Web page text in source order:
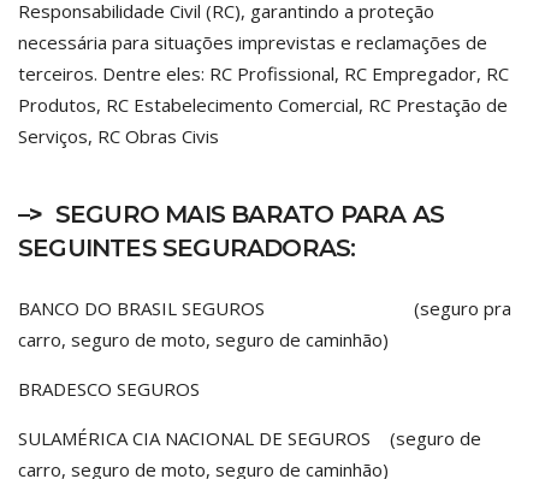
Responsabilidade Civil (RC), garantindo a proteção
necessária para situações imprevistas e reclamações de
terceiros. Dentre eles: RC Profissional, RC Empregador, RC
Produtos, RC Estabelecimento Comercial, RC Prestação de
Serviços, RC Obras Civis
–> SEGURO MAIS BARATO PARA AS
SEGUINTES SEGURADORAS:
BANCO DO BRASIL SEGUROS (seguro pra
carro, seguro de moto, seguro de caminhão)
BRADESCO SEGUROS
SULAMÉRICA CIA NACIONAL DE SEGUROS (seguro de
carro, seguro de moto, seguro de caminhão)